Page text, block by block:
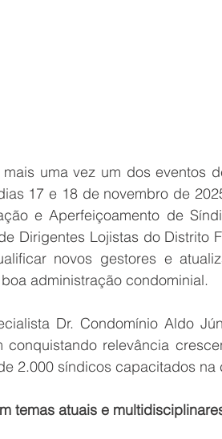
uma vez um dos eventos
17 e 18 de novembro de
e Aperfeiçoamento de
Dirigentes Lojistas do Distrito
novos gestores e
administração condominial.
Dr. Condomínio Aldo
relevância
2.000 síndicos capacitados na
temas atuais e